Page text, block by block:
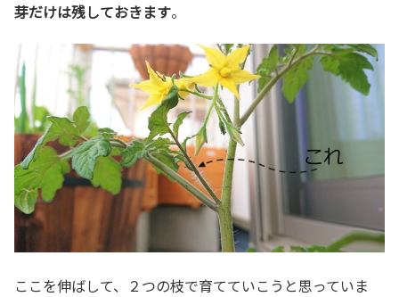
芽だけは残しておきます。
ここを伸ばして、２つの枝で育てていこうと思っていま